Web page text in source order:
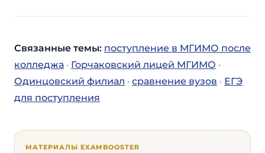
Связанные темы: поступление в МГИМО после
колледжа · Горчаковский лицей МГИМО ·
Одинцовский филиал · сравнение вузов · ЕГЭ
для поступления
МАТЕРИАЛЫ EXAMBOOSTER